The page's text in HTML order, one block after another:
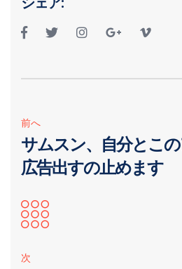
前へ
サムスン、自分とこ
広告出すの止めます
次